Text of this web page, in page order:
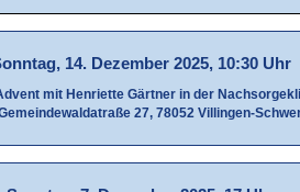
14. Dezember 2025, 10:30 Uhr
mit Henriette Gärtner in der
27, 78052 Villingen-